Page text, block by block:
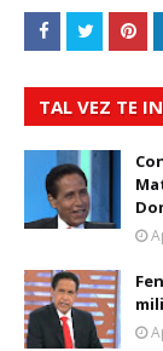
TAL VEZ TE